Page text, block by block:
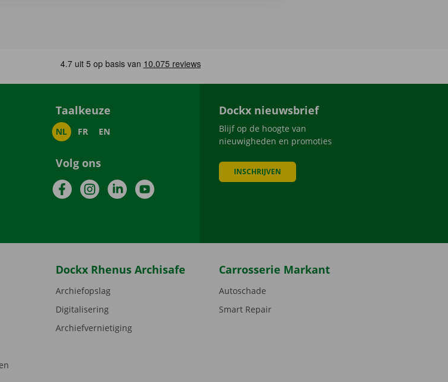
Taalkeuze
NL FR EN
Volg ons
FacebookInstagramLinkedInYouTube
Dockx nieuwsbrief
Blijf op de hoogte van
nieuwigheden en promoties
INSCHRIJVEN
Dockx Rhenus Archisafe
Archiefopslag
Digitalisering
Archiefvernietiging
Carrosserie Markant
Autoschade
Smart Repair